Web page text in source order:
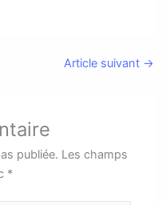
Article suivant →
publiée. Les champs
*